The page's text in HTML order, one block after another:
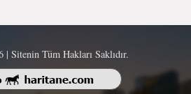
Sitenin Tüm Hakları Saklıdır.